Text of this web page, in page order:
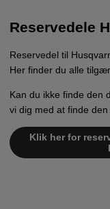
Reservedele
Reservedel til
Her finder du alle
Kan du ikke finde den
vi dig med at finde den
Klik her for